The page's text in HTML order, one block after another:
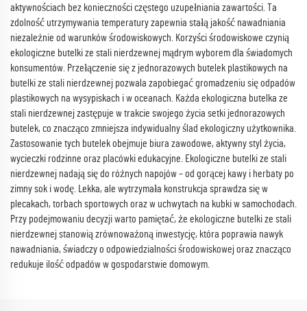
aktywnościach bez konieczności częstego uzupełniania zawartości. Ta
zdolność utrzymywania temperatury zapewnia stałą jakość nawadniania
niezależnie od warunków środowiskowych. Korzyści środowiskowe czynią
ekologiczne butelki ze stali nierdzewnej mądrym wyborem dla świadomych
konsumentów. Przełączenie się z jednorazowych butelek plastikowych na
butelki ze stali nierdzewnej pozwala zapobiegać gromadzeniu się odpadów
plastikowych na wysypiskach i w oceanach. Każda ekologiczna butelka ze
stali nierdzewnej zastępuje w trakcie swojego życia setki jednorazowych
butelek, co znacząco zmniejsza indywidualny ślad ekologiczny użytkownika.
Zastosowanie tych butelek obejmuje biura zawodowe, aktywny styl życia,
wycieczki rodzinne oraz placówki edukacyjne. Ekologiczne butelki ze stali
nierdzewnej nadają się do różnych napojów – od gorącej kawy i herbaty po
zimny sok i wodę. Lekka, ale wytrzymała konstrukcja sprawdza się w
plecakach, torbach sportowych oraz w uchwytach na kubki w samochodach.
Przy podejmowaniu decyzji warto pamiętać, że ekologiczne butelki ze stali
nierdzewnej stanowią zrównoważoną inwestycję, która poprawia nawyk
nawadniania, świadczy o odpowiedzialności środowiskowej oraz znacząco
redukuje ilość odpadów w gospodarstwie domowym.